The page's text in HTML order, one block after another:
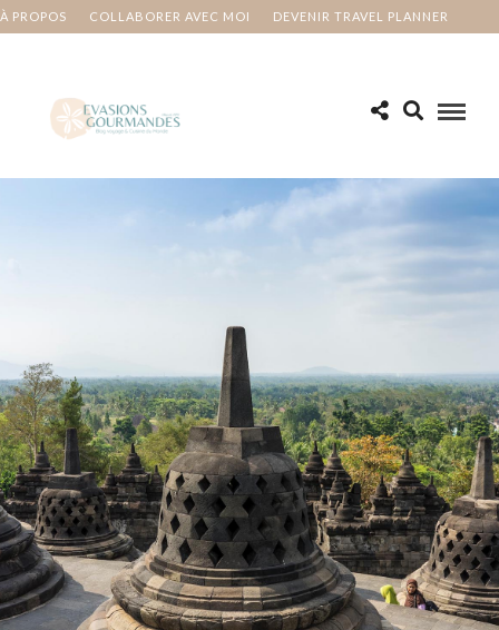
À PROPOS COLLABORER AVEC MOI DEVENIR TRAVEL PLANNER